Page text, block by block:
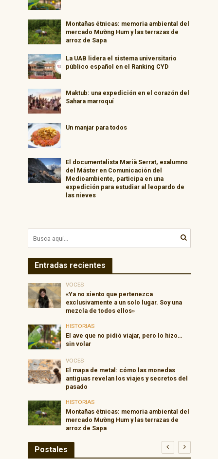
Montañas étnicas: memoria ambiental del
mercado Mường Hum y las terrazas de
arroz de Sapa
La UAB lidera el sistema universitario
público español en el Ranking CYD
Maktub: una expedición en el corazón del
Sahara marroquí
Un manjar para todos
El documentalista Marià Serrat, exalumno
del Máster en Comunicación del
Medioambiente, participa en una
expedición para estudiar al leopardo de
las nieves
Entradas recientes
VOCES
«Ya no siento que pertenezca
exclusivamente a un solo lugar. Soy una
mezcla de todos ellos»
HISTORIAS
El ave que no pidió viajar, pero lo hizo…
sin volar
VOCES
El mapa de metal: cómo las monedas
antiguas revelan los viajes y secretos del
pasado
HISTORIAS
Montañas étnicas: memoria ambiental del
mercado Mường Hum y las terrazas de
arroz de Sapa
Postales